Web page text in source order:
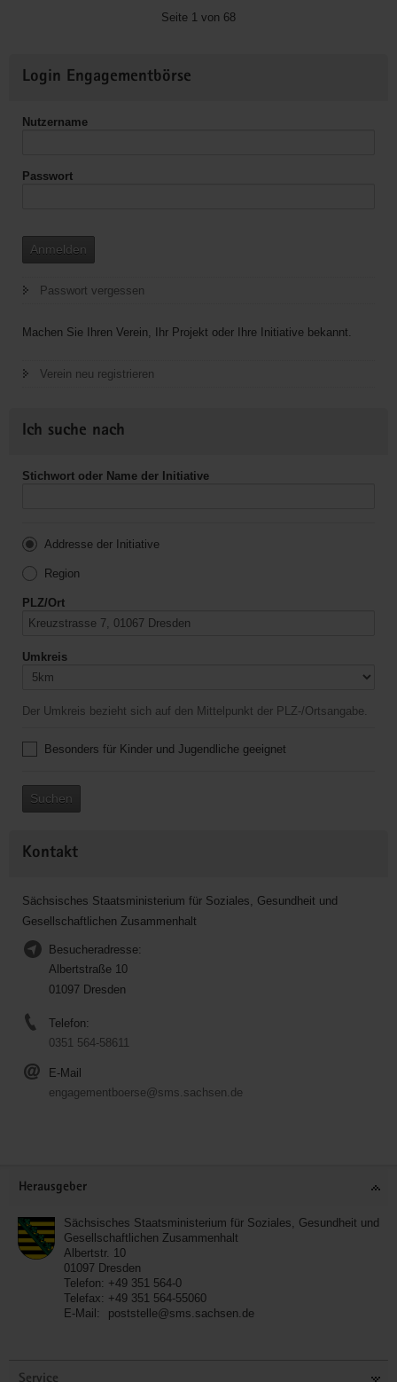
Seite 1 von 68
Informationen
Login Engagementbörse
Nutzername
Passwort
Anmelden
Passwort vergessen
Machen Sie Ihren Verein, Ihr Projekt oder Ihre Initiative bekannt.
Verein neu registrieren
Ich suche nach
Stichwort oder Name der Initiative
Addresse der Initiative
Region
PLZ/Ort
Umkreis
Der Umkreis bezieht sich auf den Mittelpunkt der PLZ-/Ortsangabe.
Besonders für Kinder und Jugendliche geeignet
Suchen
Kontakt
Sächsisches Staatsministerium für Soziales, Gesundheit und
Gesellschaftlichen Zusammenhalt
Besucheradresse:
Albertstraße 10
01097 Dresden
Telefon:
0351 564-58611
E-Mail
engagementboerse@sms.sachsen.de
Herausgeber
Sächsisches Staatsministerium für Soziales, Gesundheit und
Gesellschaftlichen Zusammenhalt
Albertstr. 10
01097 Dresden
Telefon: +49 351 564-0
Telefax: +49 351 564-55060
E-Mail:
poststelle@sms.sachsen.de
Service